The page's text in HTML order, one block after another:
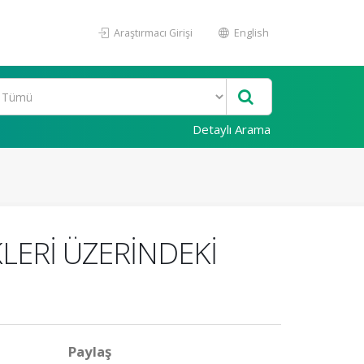
Araştırmacı Girişi English
Detaylı Arama
ÜZERİNDEKİ
Paylaş